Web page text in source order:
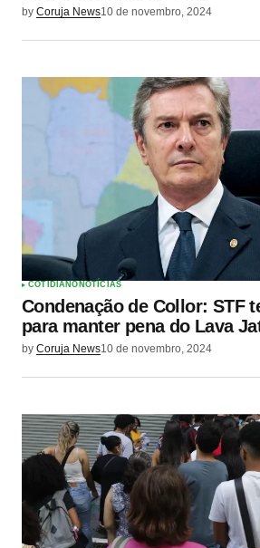
by Coruja News10 de novembro, 2024
COTIDIANO NOTÍCIAS
Condenação de Collor: STF
para manter pena do Lava
by Coruja News10 de novembro, 2024